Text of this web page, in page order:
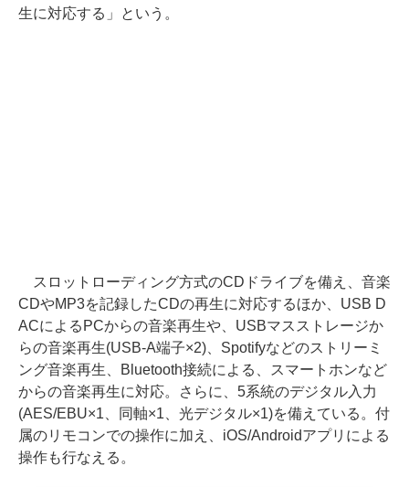
生に対応する」という。
スロットローディング方式のCDドライブを備え、音楽
CDやMP3を記録したCDの再生に対応するほか、USB D
ACによるPCからの音楽再生や、USBマスストレージか
らの音楽再生(USB-A端子×2)、Spotifyなどのストリーミ
ング音楽再生、Bluetooth接続による、スマートホンなど
からの音楽再生に対応。さらに、5系統のデジタル入力
(AES/EBU×1、同軸×1、光デジタル×1)を備えている。付
属のリモコンでの操作に加え、iOS/Androidアプリによる
操作も行なえる。